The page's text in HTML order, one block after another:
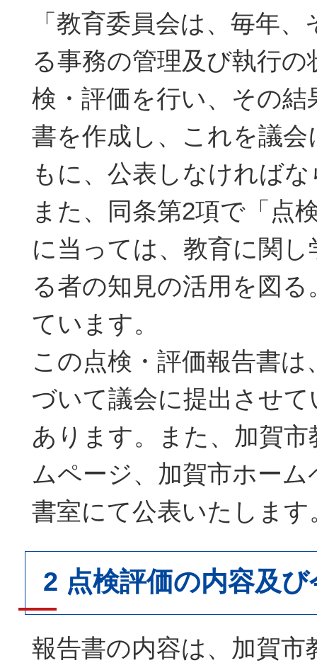
「教育委員会は、毎年
る事務の管理及び執行
検・評価を行い、その結
書を作成し、これを議
もに、公表しなければ
また、同条第2項で「点
に当っては、教育に関
る者の知見の活用を図
ています。
この点検・評価報告書は
づいて議会に提出させ
あります。また、加賀
ムページ、加賀市ホー
書室にて公表いたします
2 点検評価の内容及び
報告書の内容は、加賀市